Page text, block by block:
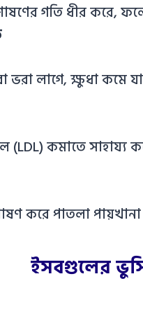
গতি ধীর করে,
ভরা লাগে, ক্ষুধা কমে
(LDL) কমাতে সাহায্য
করে পাতলা পায়খানা
ইসবগুলের